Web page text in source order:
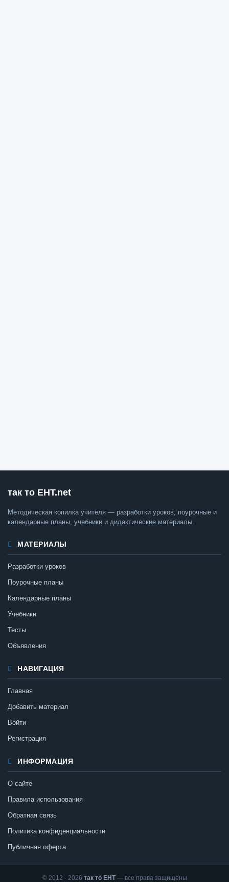
так то ЕНТ.net
Методическая копилка учителя — разработки уроков, поурочные и
календарные планы, учебники и дидактические материалы.
МАТЕРИАЛЫ
Разработки уроков
Поурочные планы
Календарные планы
Учебники
Тесты
Объявления
НАВИГАЦИЯ
Главная
Добавить материал
Войти
Регистрация
ИНФОРМАЦИЯ
О сайте
Правила использования
Обратная связь
Политика конфиденциальности
Публичная оферта
© 2012 - 2026 так то ЕНТ— все права защищены